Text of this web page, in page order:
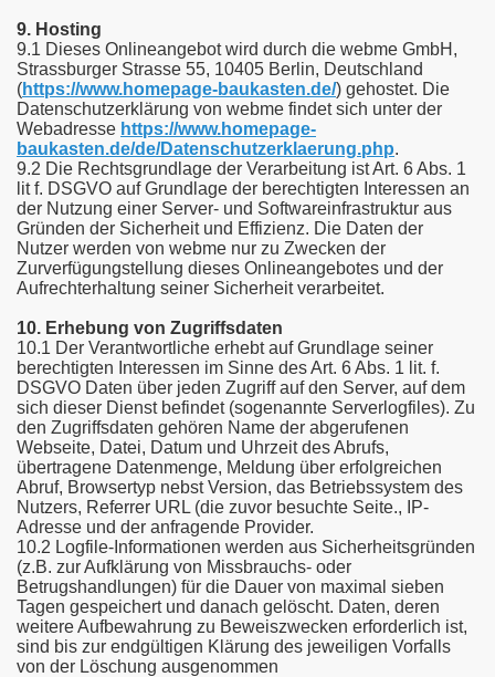
9. Hosting
9.1 Dieses Onlineangebot wird durch die webme GmbH,
Strassburger Strasse 55, 10405 Berlin, Deutschland
(https://www.homepage-baukasten.de/) gehostet. Die
Datenschutzerklärung von webme findet sich unter der
Webadresse https://www.homepage-
baukasten.de/de/Datenschutzerklaerung.php.
9.2 Die Rechtsgrundlage der Verarbeitung ist Art. 6 Abs. 1
lit f. DSGVO auf Grundlage der berechtigten Interessen an
der Nutzung einer Server- und Softwareinfrastruktur aus
Gründen der Sicherheit und Effizienz. Die Daten der
Nutzer werden von webme nur zu Zwecken der
Zurverfügungstellung dieses Onlineangebotes und der
Aufrechterhaltung seiner Sicherheit verarbeitet.
10. Erhebung von Zugriffsdaten
10.1 Der Verantwortliche erhebt auf Grundlage seiner
berechtigten Interessen im Sinne des Art. 6 Abs. 1 lit. f.
DSGVO Daten über jeden Zugriff auf den Server, auf dem
sich dieser Dienst befindet (sogenannte Serverlogfiles). Zu
den Zugriffsdaten gehören Name der abgerufenen
Webseite, Datei, Datum und Uhrzeit des Abrufs,
übertragene Datenmenge, Meldung über erfolgreichen
Abruf, Browsertyp nebst Version, das Betriebssystem des
Nutzers, Referrer URL (die zuvor besuchte Seite., IP-
Adresse und der anfragende Provider.
10.2 Logfile-Informationen werden aus Sicherheitsgründen
(z.B. zur Aufklärung von Missbrauchs- oder
Betrugshandlungen) für die Dauer von maximal sieben
Tagen gespeichert und danach gelöscht. Daten, deren
weitere Aufbewahrung zu Beweiszwecken erforderlich ist,
sind bis zur endgültigen Klärung des jeweiligen Vorfalls
von der Löschung ausgenommen